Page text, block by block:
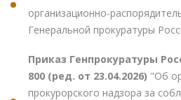
организационно-
Генеральной прокуратуры
Приказ Генпрокуратуры
800 (ред. от 23.04.2026) "Об
прокурорского надзора за